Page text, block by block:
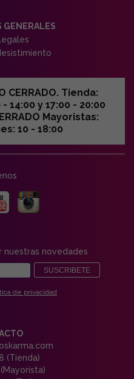
GENERALES
CERRADO. Tienda:
14:00 y 17:00 - 20:00
Mayoristas:
10 - 18:00
nuestras novedades
SUSCRIBETE
de privacidad
(Tienda)